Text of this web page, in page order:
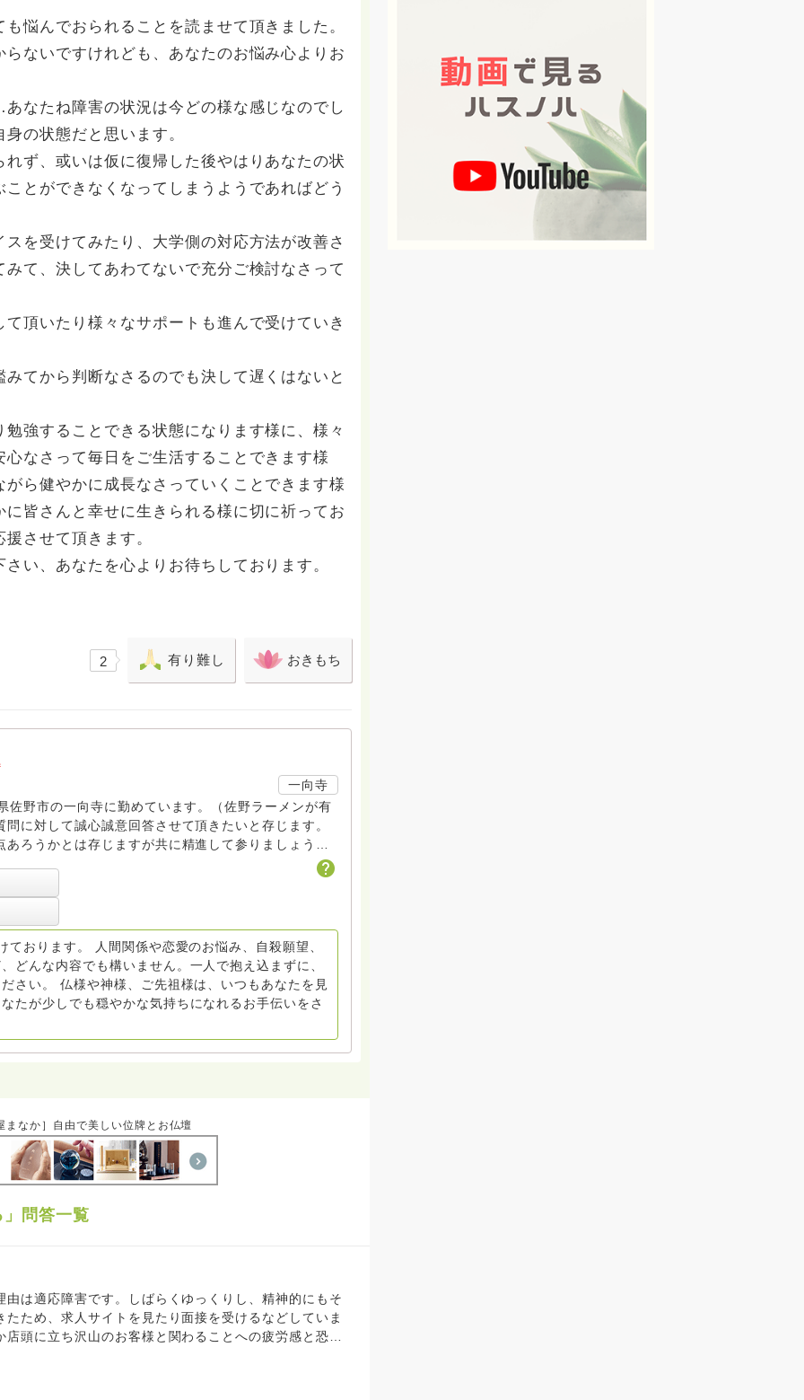
悩んでおられることを読ませて頂きました。
ないですけれども、あなたのお悩み心よりお
なたね障害の状況は今どの様な感じなのでし
の状態だと思います。
ず、或いは仮に復帰した後やはりあなたの状
とができなくなってしまうようであればどう
を受けてみたり、大学側の対応方法が改善さ
て、決してあわてないで充分ご検討なさって
頂いたり様々なサポートも進んで受けていき
てから判断なさるのでも決して遅くはないと
強することできる状態になります様に、様々
なさって毎日をご生活することできます様
ら健やかに成長なさっていくことできます様
皆さんと幸せに生きられる様に切に祈ってお
させて頂きます。
い、あなたを心よりお待ちしております。
2 有り難し おきもち
一向寺
佐野市の一向寺に勤めています。（佐野ラーメンが有
に対して誠心誠意回答させて頂きたいと存じます。
ろうかとは存じますが共に精進して参りましょう
おります。 人間関係や恋愛のお悩み、自殺願望、
どんな内容でも構いません。一人で抱え込まずに、
さい。 仏様や神様、ご先祖様は、いつもあなたを見
たが少しでも穏やかな気持ちになれるお手伝いをさ
まなか］自由で美しい位牌とお仏壇
問答一覧
は適応障害です。しばらくゆっくりし、精神的にもそ
ため、求人サイトを見たり面接を受けるなどしていま
頭に立ち沢山のお客様と関わることへの疲労感と恐怖